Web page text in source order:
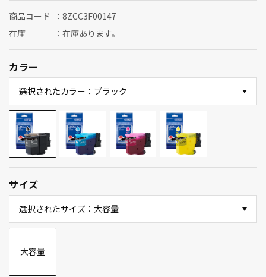
商品コード
8ZCC3F00147
在庫
在庫あります。
カラー
選択されたカラー：ブラック
サイズ
選択されたサイズ：大容量
大容量